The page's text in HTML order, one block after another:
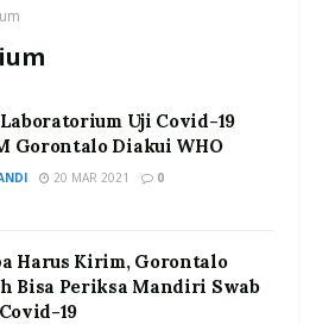
Uji Covid-19
Gorontalo Diakui WHO
20 MAR 2021 0
Harus Kirim, Gorontalo
Bisa Periksa Mandiri Swab
19